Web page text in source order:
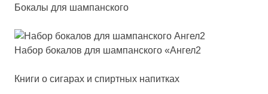
Бокалы для шампанского
Набор бо­ка­лов для шам­пан­ско­го «Ангел2
Книги о сигарах и спиртных напитках